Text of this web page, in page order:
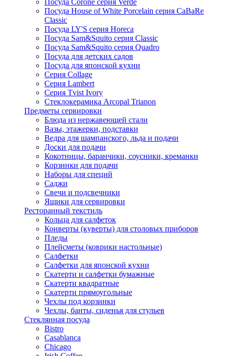
Посуда Corone серия Verde
Посуда House of White Porcelain серия CaBaRe
Classic
Посуда LY'S серия Horeca
Посуда Sam&Squito серия Classic
Посуда Sam&Squito серия Quadro
Посуда для детских садов
Посуда для японской кухни
Серия Collage
Серия Lambert
Серия Tvist Ivory
Стеклокерамика Arcopal Trianon
Предметы сервировки
Блюда из нержавеющей стали
Вазы, этажерки, подставки
Ведра для шампанского, льда и подачи
Доски для подачи
Кокотницы, баранчики, соусники, креманки
Корзинки для подачи
Наборы для специй
Саджи
Свечи и подсвечники
Ящики для сервировки
Ресторанный текстиль
Кольца для салфеток
Конверты (куверты) для столовых приборов
Пледы
Плейсметы (коврики настольные)
Салфетки
Салфетки для японской кухни
Скатерти и салфетки бумажные
Скатерти квадратные
Скатерти прямоугольные
Чехлы под корзинки
Чехлы, банты, сиденья для стульев
Стеклянная посуда
Bistro
Casablanca
Chicago